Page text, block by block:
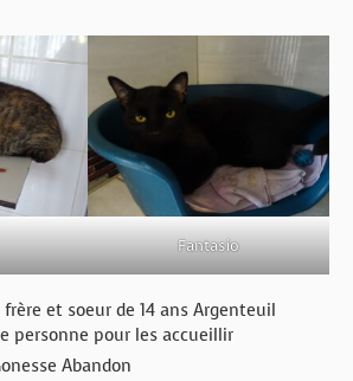
Fantasio
frère et soeur de 14 ans Argenteuil
personne pour les accueillir
Abandon